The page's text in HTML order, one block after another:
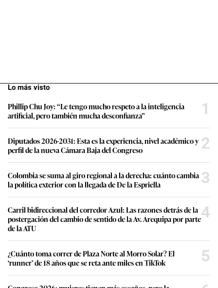
Lo más visto
Phillip Chu Joy: “Le tengo mucho respeto a la inteligencia
artificial, pero también mucha desconfianza”
1
Diputados 2026-2031: Esta es la experiencia, nivel académico y
perfil de la nueva Cámara Baja del Congreso
2
Colombia se suma al giro regional a la derecha: cuánto cambia
la política exterior con la llegada de De la Espriella
3
Carril bidireccional del corredor Azul: Las razones detrás de la
postergación del cambio de sentido de la Av. Arequipa por parte
de la ATU
4
¿Cuánto toma correr de Plaza Norte al Morro Solar? El
‘runner’ de 18 años que se reta ante miles en TikTok
5